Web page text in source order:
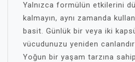
Yalnızca formülün etkilerini
kalmayın, aynı zamanda
basit. Günlük bir veya iki
vücudunuzu yeniden
Yoğun bir yaşam tarzına